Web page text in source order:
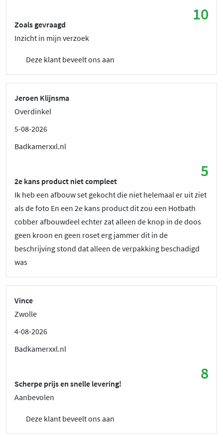
10
Zoals gevraagd
Inzicht in mijn verzoek
Deze klant beveelt ons aan
Jeroen Klijnsma
Overdinkel
5-08-2026
Badkamerxxl.nl
5
2e kans product niet compleet
Ik heb een afbouw set gekocht die niet helemaal er uit ziet
als de foto En een 2e kans product dit zou een Hotbath
cobber afbouwdeel echter zat alleen de knop in de doos
geen kroon en geen roset erg jammer dit in de
beschrijving stond dat alleen de verpakking beschadigd
was
Vince
Zwolle
4-08-2026
Badkamerxxl.nl
8
Scherpe prijs en snelle levering!
Aanbevolen
Deze klant beveelt ons aan